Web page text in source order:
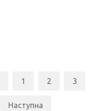
1 2 3
Наступна